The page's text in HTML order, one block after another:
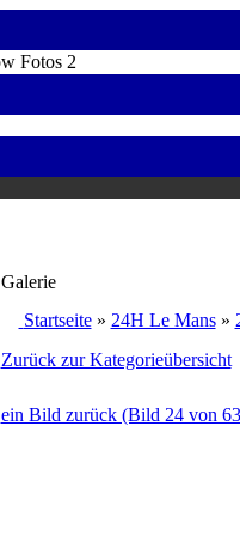
Fotos 2
Galerie
Startseite» 24H Le Mans»
Zurück zur Kategorieübersicht
ein Bild zurück (Bild 24 von